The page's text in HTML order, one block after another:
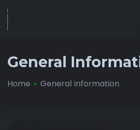
General
Home General Information